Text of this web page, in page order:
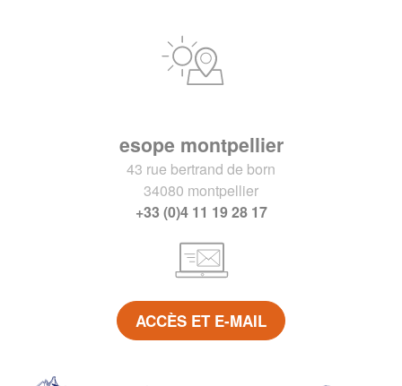
esope montpellier
43 rue bertrand de born
34080 montpellier
+33 (0)4 11 19 28 17
ACCÈS ET E-MAIL